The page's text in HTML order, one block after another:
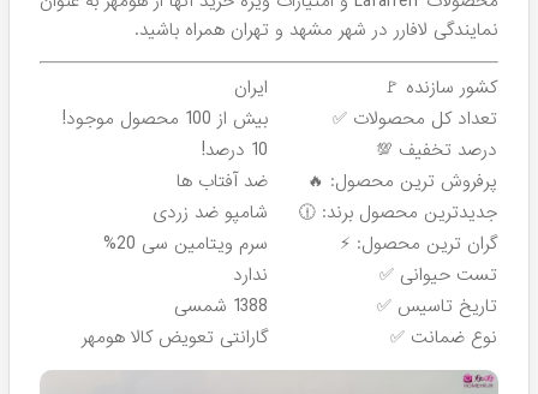
حجم
پرفروش ترین!
شامپو آبرسان موی خشک لافارر
- 250 میل
۴۰۸,۹۰۰
پرفروش ترین!
شامپو روزانه مخصوص موهای
معمولی و نازک لافارر -
Lafarrerr
۸۷۶,۰۰۰